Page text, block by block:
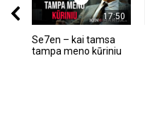
17:50
Se7en – kai tamsa
tampa meno kūriniu